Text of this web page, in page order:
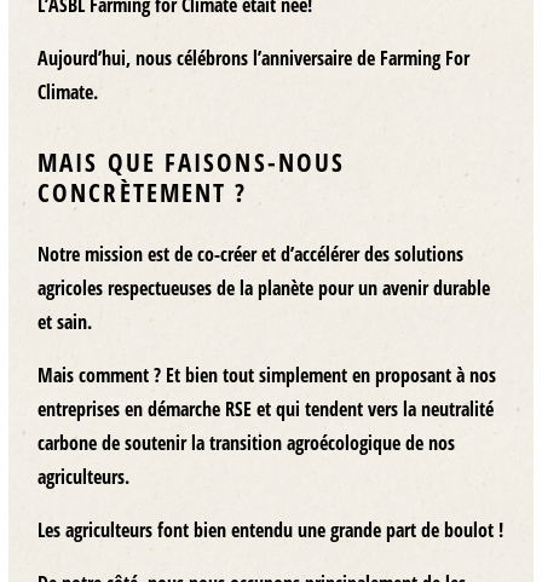
Aujourd’hui, nous célébrons l’anniversaire de Farming For
Climate.
MAIS QUE FAISONS-NOUS
CONCRÈTEMENT ?
Notre mission est de co-créer et d’accélérer des solutions
agricoles respectueuses de la planète pour un avenir durable
et sain.
Mais comment ? Et bien tout simplement en proposant à nos
entreprises en démarche RSE et qui tendent vers la neutralité
carbone de soutenir la transition agroécologique de nos
agriculteurs.
Les agriculteurs font bien entendu une grande part de boulot !